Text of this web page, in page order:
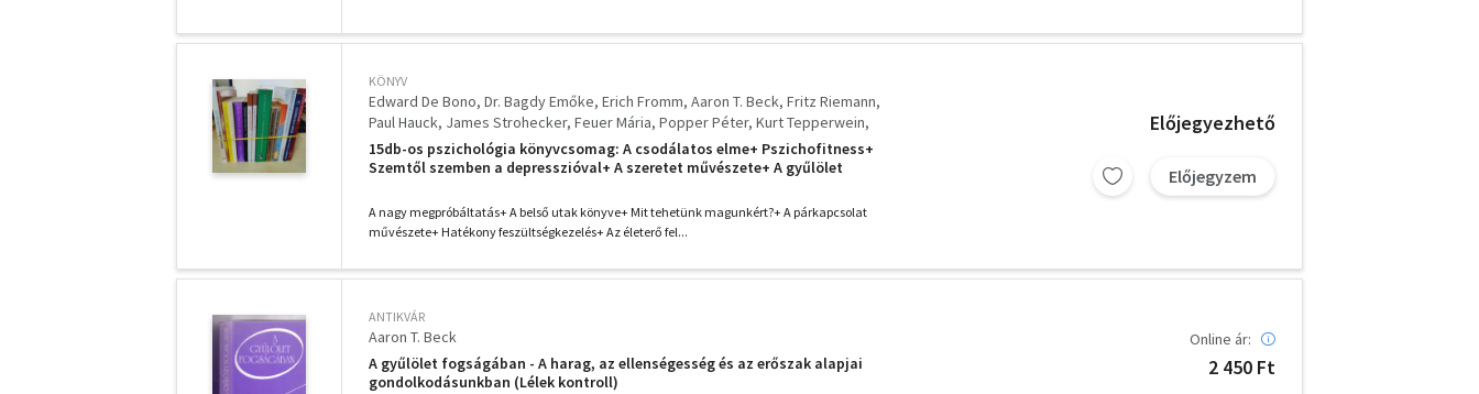
KÖNYV
Edward De Bono Dr. Bagdy Emőke Erich Fromm Aaron T. Beck Fritz Riemann
Paul Hauck James Strohecker Feuer Mária Popper Péter Kurt Tepperwein
Gael Lindenfield John Volkmar
15db-os pszichológia könyvcsomag: A csodálatos elme+ Pszichofitness+
Szemtől szemben a depresszióval+ A szeretet művészete+ A gyűlölet
önmagadhoz+ A depresszió természetes gyógymódjai+
A nagy megpróbáltatás+ A belső utak könyve+ Mit tehetünk magunkért?+ A párkapcsolat
művészete+ Hatékony feszültségkezelés+ Az életerő fel...
Előjegyezhető
Előjegyzem
ANTIKVÁR
Aaron T. Beck
A gyűlölet fogságában - A harag, az ellenségesség és az erőszak alapjai
gondolkodásunkban (Lélek kontroll)
Online ár:
2 450 Ft